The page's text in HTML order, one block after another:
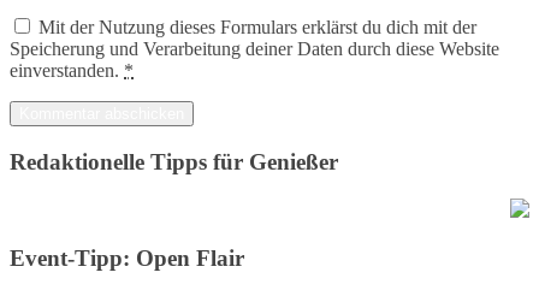
Mit der Nutzung dieses Formulars erklärst du dich mit der
Speicherung und Verarbeitung deiner Daten durch diese Website
einverstanden. *
Redaktionelle Tipps für Genießer
Event-Tipp: Open Flair